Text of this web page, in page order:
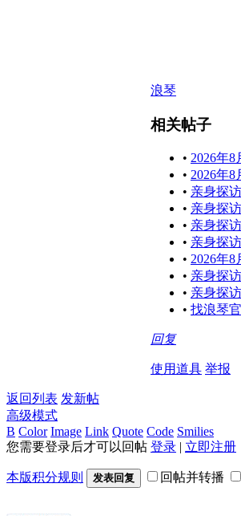
浪琴
相关帖子
• 2026年
• 2026年
• 亲身探
• 亲身探
• 亲身探
• 亲身探
• 2026年
• 亲身探
• 亲身探
• 找浪琴
回复
使用道具 举报
返回列表 发新帖
高级模式
B Color Image Link Quote Code Smilies
您需要登录后才可以回帖 登录 | 立即注册
本版积分规则 发表回复 回帖并转播